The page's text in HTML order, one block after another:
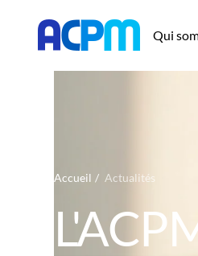
Qui
Accueil Actualités